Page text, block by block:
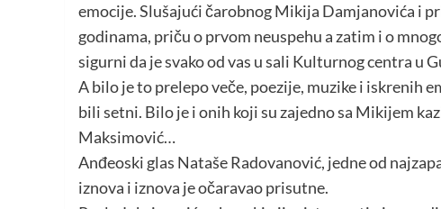
emocije. Slušajući čarobnog Mikija Damjanovića i
godinama, priču o prvom neuspehu a zatim i o
sigurni da je svako od vas u sali Kulturnog centra u
A bilo je to prelepo veče, poezije, muzike i iskrenih
bili setni. Bilo je i onih koji su zajedno sa Mikijem
Maksimović…
Anđeoski glas Nataše Radovanović, jedne od
iznova i iznova je očaravao prisutne.